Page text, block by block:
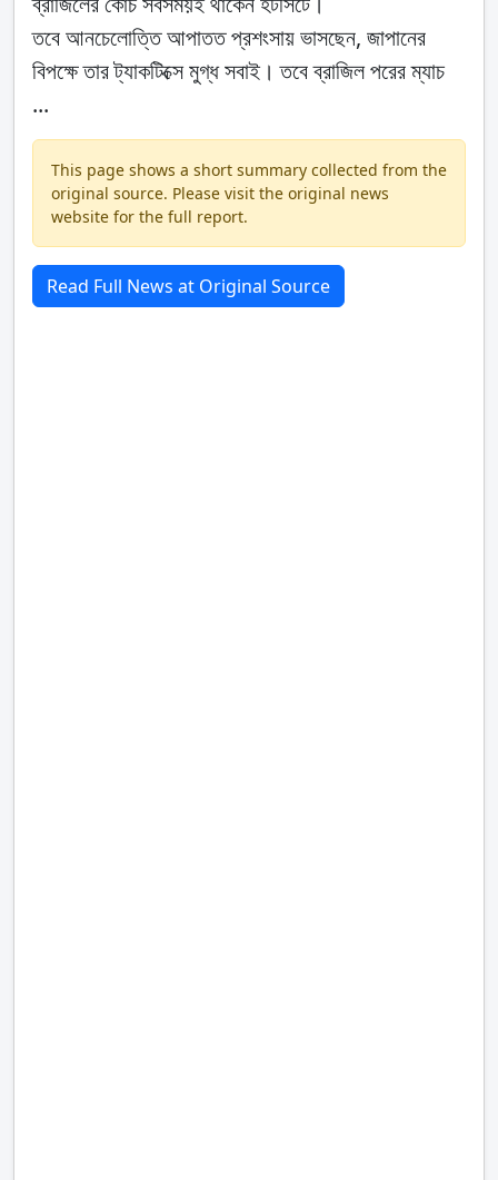
তবে আনচেলোত্তি আপাতত প্রশংসায় ভাসছেন, জাপানের
বিপক্ষে তার ট্যাকটিক্সে মুগ্ধ সবাই। তবে ব্রাজিল পরের ম্যাচ
...
This page shows a short summary collected from the
original source. Please visit the original news
website for the full report.
Read Full News at Original Source